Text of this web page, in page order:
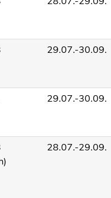
29.07.-30.09.
29.07.-30.09.
28.07.-29.09.